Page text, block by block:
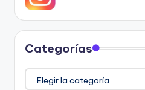
Categorías